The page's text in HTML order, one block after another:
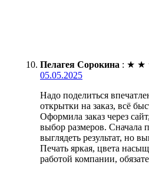
Пелагея Сорокина : ★ ★
05.05.2025
Надо поделиться
открытки на заказ, всё
Оформила заказ через
выбор размеров. Сначала
выглядеть результат, но
Печать яркая, цвета
работой компании,